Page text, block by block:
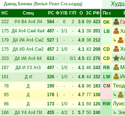
Давид Беюма (Вилья Реал Сосьедад)
НC Спец РC ФУ/В Г/П О ЗС РФ
222 Р4 В4 Ат4 Л4 584 - 6 2 3.6 69 423
175 Д4 Ат4 См4 Ка4 487 - 1/1 - 4.1 39 201
179 Д4 И4 Ат4 См2 527 1 - - 4.0 38 212
175 Д4 И3 Ат4 См2 457 2 1/0 - 4.1 43 208
203 Д4 И4 Ат4 К4 613 - - 0/1 4.5 43 276
167 Д4 И У3 Ат3 497 - 1/0 - 4.1 46 243
161 Д И 326 - 1/0 - 4.8 44 152
78 Д 190 - - - 4.6 96 183
95 Д 178 1 - - 4.7 77 138
86 Д 173 - 1/0 - 4.1 69 126
166 Д4 У4 Ат4 П4 455 - 4/2 1 5.7 50 240
Поз
GK
LB
↳
CD
CD
RB
LW
CM
↳
RW
↳